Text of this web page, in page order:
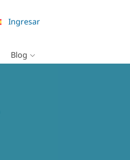
Ingresar
Blog